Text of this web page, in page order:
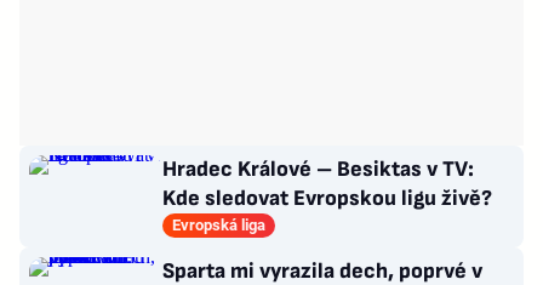
Hradec Králové – Besiktas v TV:
Kde sledovat Evropskou ligu živě?
Evropská liga
Sparta mi vyrazila dech, poprvé v